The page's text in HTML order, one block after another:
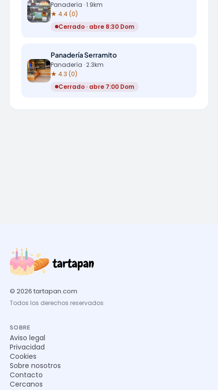
Panadería · 1.9km
★ 4.4 (0)
Cerrado · abre 8:30 Dom
Panadería Serramito
Panadería · 2.3km
★ 4.3 (0)
Cerrado · abre 7:00 Dom
© 2026 tartapan.com
Todos los derechos reservados
SOBRE
Aviso legal
Privacidad
Cookies
Sobre nosotros
Contacto
Cercanos